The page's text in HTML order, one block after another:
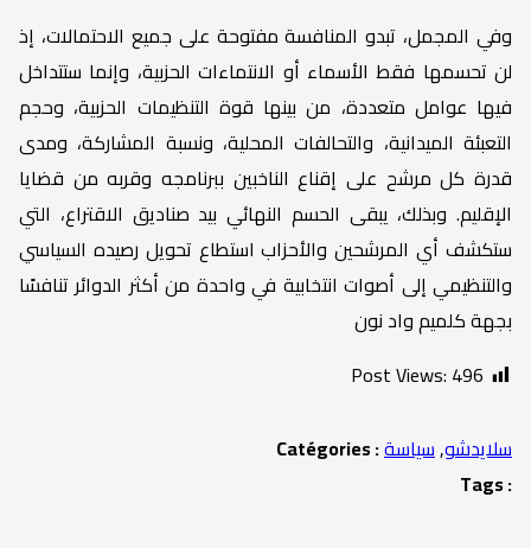
وفي المجمل، تبدو المنافسة مفتوحة على جميع الاحتمالات، إذ
لن تحسمها فقط الأسماء أو الانتماءات الحزبية، وإنما ستتداخل
فيها عوامل متعددة، من بينها قوة التنظيمات الحزبية، وحجم
التعبئة الميدانية، والتحالفات المحلية، ونسبة المشاركة، ومدى
قدرة كل مرشح على إقناع الناخبين ببرنامجه وقربه من قضايا
الإقليم. وبذلك، يبقى الحسم النهائي بيد صناديق الاقتراع، التي
ستكشف أي المرشحين والأحزاب استطاع تحويل رصيده السياسي
والتنظيمي إلى أصوات انتخابية في واحدة من أكثر الدوائر تنافسًا
بجهة كلميم واد نون
Post Views: 496
Catégories : سلايدشو,سياسة
Tags :